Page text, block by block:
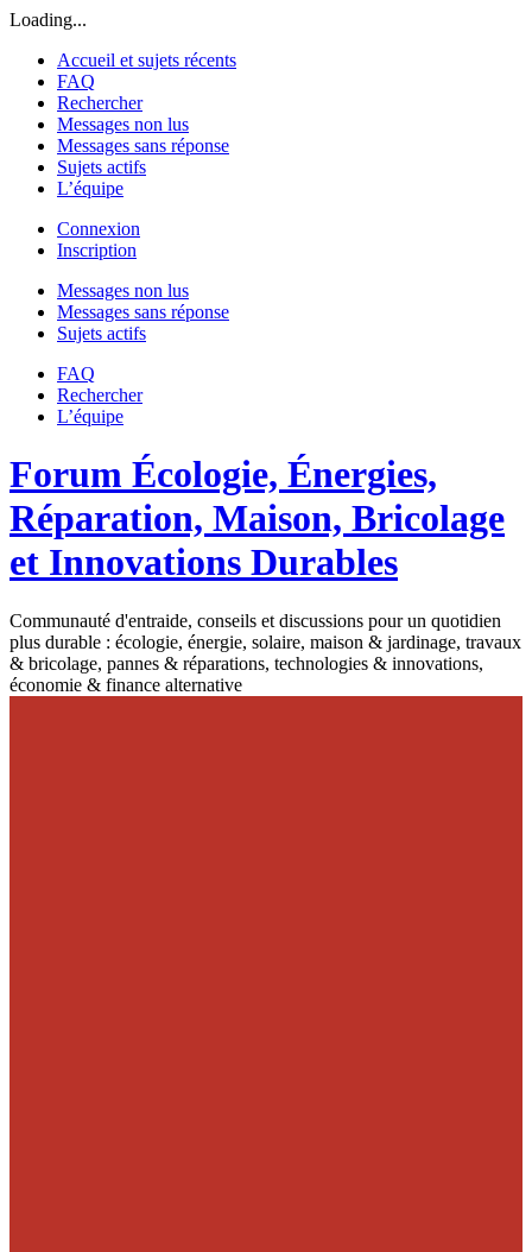
Loading...
Accueil et sujets récents
FAQ
Rechercher
Messages non lus
Messages sans réponse
Sujets actifs
L’équipe
Connexion
Inscription
Messages non lus
Messages sans réponse
Sujets actifs
FAQ
Rechercher
L’équipe
Forum Écologie, Énergies,
Réparation, Maison, Bricolage
et Innovations Durables
Communauté d'entraide, conseils et discussions pour un quotidien
plus durable : écologie, énergie, solaire, maison & jardinage, travaux
& bricolage, pannes & réparations, technologies & innovations,
économie & finance alternative